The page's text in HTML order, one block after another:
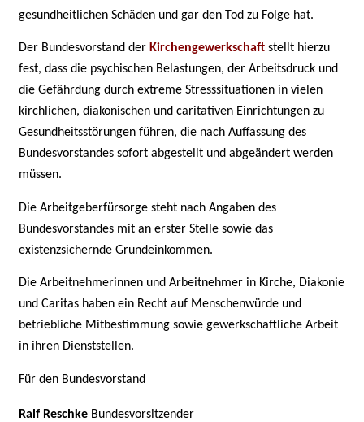
gesundheitlichen Schäden und gar den Tod zu Folge hat.
Der Bundesvorstand der Kirchengewerkschaftstellt hierzu
fest, dass die psychischen Belastungen, der Arbeitsdruck und
die Gefährdung durch extreme Stresssituationen in vielen
kirchlichen, diakonischen und caritativen Einrichtungen zu
Gesundheitsstörungen führen, die nach Auffassung des
Bundesvorstandes sofort abgestellt und abgeändert werden
müssen.
Die Arbeitgeberfürsorge steht nach Angaben des
Bundesvorstandes mit an erster Stelle sowie das
existenzsichernde Grundeinkommen.
Die Arbeitnehmerinnen und Arbeitnehmer in Kirche, Diakonie
und Caritas haben ein Recht auf Menschenwürde und
betriebliche Mitbestimmung sowie gewerkschaftliche Arbeit
in ihren Dienststellen.
Für den Bundesvorstand
Ralf Reschke Bundesvorsitzender